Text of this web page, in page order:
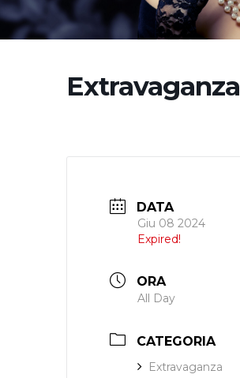
Extravaganza
DATA
Giu 08 2024
Expired!
ORA
All Day
CATEGORIA
Extravaganza